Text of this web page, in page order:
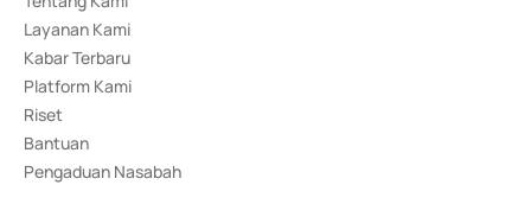
Layanan Kami
Kabar Terbaru
Platform Kami
Riset
Bantuan
Pengaduan Nasabah